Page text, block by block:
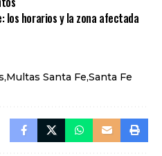
los horarios y la zona afectada
Multas Santa Fe Santa Fe